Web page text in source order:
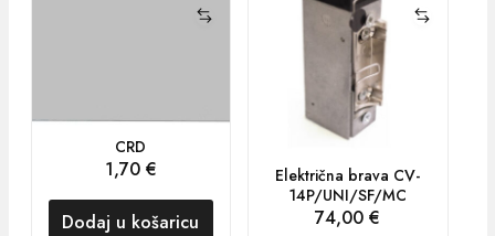
CRD
1,70 €
Dodaj u košaricu
Električna brava CV-
14P/UNI/SF/MC
74,00€